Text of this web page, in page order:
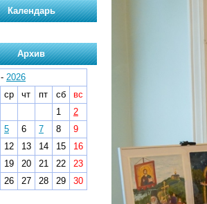
Календарь
Архив
- 2026
ср чт пт сб
вс
1
2
5 6 7 8
9
12 13 14 15
16
19 20 21 22
23
26 27 28 29
30